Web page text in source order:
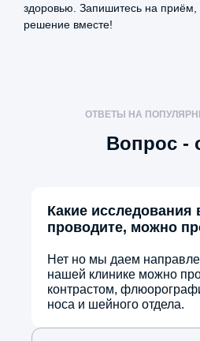
здоровью. Запишитесь на приём,
решение вместе!Анна Иваненко
Салиховны Гамзаевой.
фантастическим
нужную терапию. Таких
надо беречь
ОТВЕТЫ НА
Вопрос -
Какие исследования
проводите, можно
Нет но мы даем
нашей клинике можно
контрастом,
носа и шейного отдела.